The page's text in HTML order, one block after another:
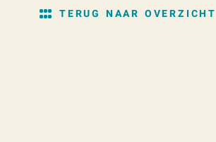
TERUG NAAR OVERZICHT